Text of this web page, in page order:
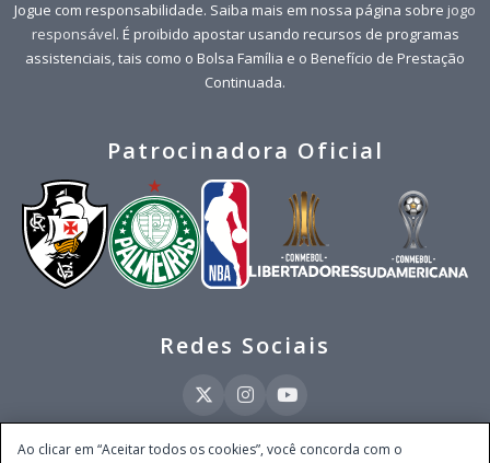
Jogue com responsabilidade. Saiba mais em nossa página sobre jogo
responsável. É proibido apostar usando recursos de programas
assistenciais, tais como o Bolsa Família e o Benefício de Prestação
Continuada.
Patrocinadora Oficial
Redes Sociais
Ao clicar em “Aceitar todos os cookies”, você concorda com o